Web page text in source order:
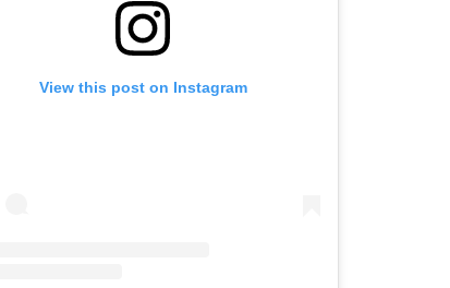
View this post on Instagram